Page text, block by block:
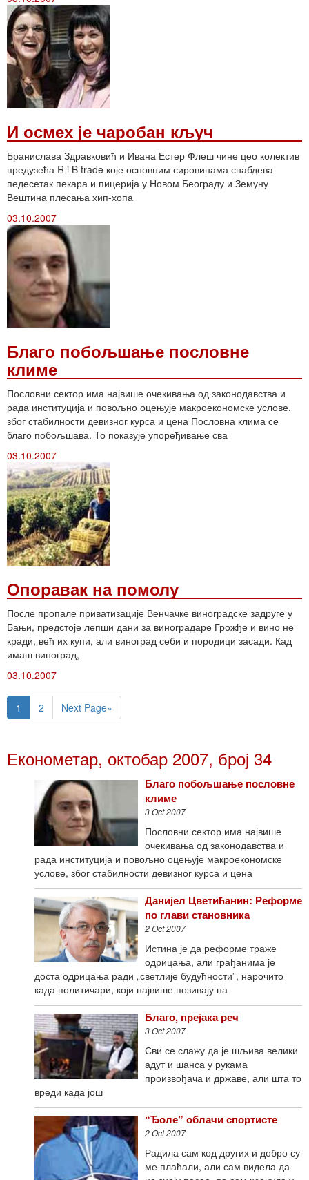
И осмех је чаробан кључ
Бранислава Здравковић и Ивана Естер Флеш чине цео колектив
предузећа R i B trade које основним сировинама снабдева
педесетак пекара и пицерија у Новом Београду и Земуну
Вештина плесања хип-хопа
03.10.2007
Благо побољшање пословне
климе
Пословни сектор има највише очекивања од законодавства и
рада институција и повољно оцењује макроекономске услове,
због стабилности девизног курса и цена Пословна клима се
благо побољшава. То показује упоређивање сва
03.10.2007
Опоравак на помолу
После пропале приватизације Венчачке виноградске задруге у
Бањи, предстоје лепши дани за виноградаре Грожђе и вино не
кради, већ их купи, али виноград себи и породици засади. Кад
имаш виноград,
03.10.2007
1 2 Next Page»
Економетар, октобар 2007, број 34
Благо побољшање пословне
климе
3 Oct 2007
Пословни сектор има највише
очекивања од законодавства и
рада институција и повољно оцењује макроекономске
услове, због стабилности девизног курса и цена
Данијел Цветићанин: Реформе
по глави становника
2 Oct 2007
Истина је да реформе траже
одрицања, али грађанима је
доста одрицања ради „светлије будућности”, нарочито
када политичари, који највише позивају на
Благо, прејака реч
3 Oct 2007
Сви се слажу да је шљива велики
адут и шанса у рукама
произвођача и државе, али шта то
вреди када још
“Ђоле” облачи спортисте
2 Oct 2007
Радила сам код других и добро су
ме плаћали, али сам видела да